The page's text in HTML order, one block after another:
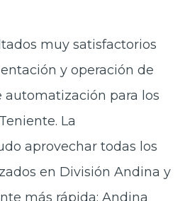
muy satisfactorios
y operación de
automatización para los
La
aprovechar todas los
en División Andina y
más rápida: Andina